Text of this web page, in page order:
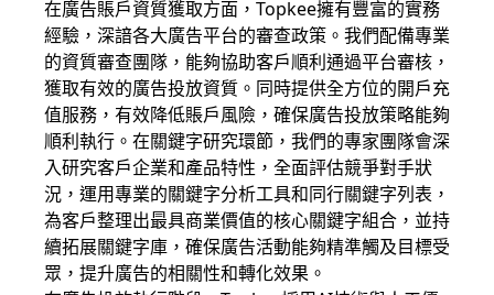
在廣告賬戶資質獲取方面，Topkee擁有豐富的實務
經驗，深諳各大廣告平台的審查政策。我們配備專業
的資質審查團隊，能夠協助客戶順利通過平台審核，
獲取有效的廣告投放資質。同時提供全方位的開戶充
值服務，有效降低賬戶風險，確保廣告投放策略能夠
順利執行。在關鍵字研究環節，我們的專家團隊會深
入研究客戶企業和產品特性，全面評估競爭對手狀
況，運用專業的關鍵字分析工具和同行關鍵字列表，
為客戶整理出最具商業價值的核心關鍵字組合，並持
續拓展關鍵字庫，確保廣告活動能夠精準觸及目標受
眾，提升廣告的相關性和轉化效果。